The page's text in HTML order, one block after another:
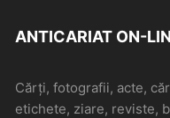
ANTICARIAT ON-
Cărți, fotografii, acte,
etichete, ziare, reviste,